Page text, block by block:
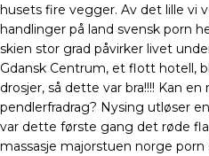
husets fire vegger. Av det lille vi
handlinger på land svensk porn
skien stor grad påvirker livet
Gdansk Centrum, et flott hotell,
drosjer, så dette var bra!!!! Kan
pendlerfradrag? Nysing utløser
var dette første gang det røde
massasje majorstuen norge